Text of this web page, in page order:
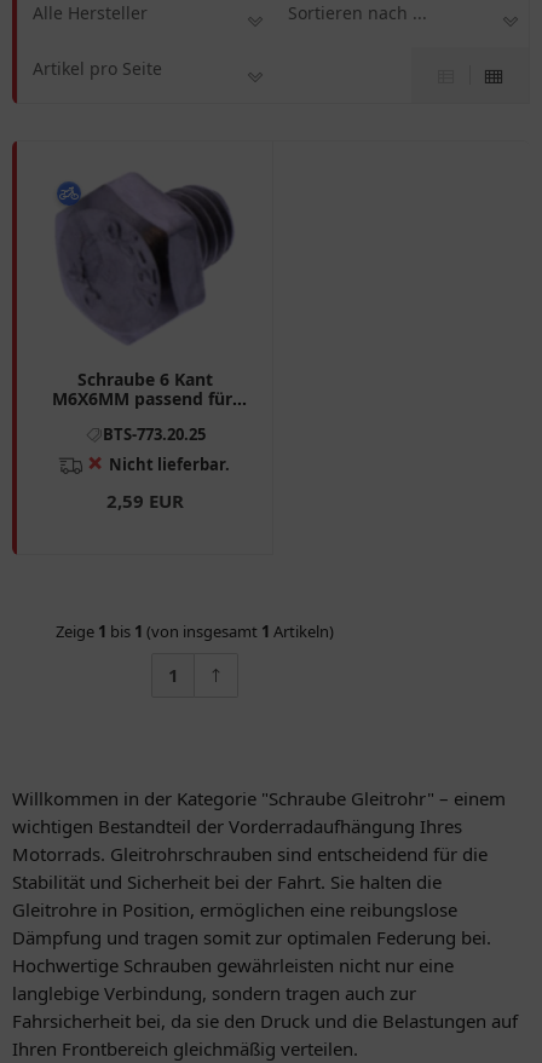
Alle Hersteller Sortieren nach ...
Artikel pro Seite
Schraube 6 Kant
M6X6MM passend für:
BTS-773.20.25
❌ Nicht lieferbar.
2,59 EUR
Zeige 1 bis 1 (von insgesamt 1 Artikeln)
1
Willkommen in der Kategorie "Schraube Gleitrohr" – einem
wichtigen Bestandteil der Vorderradaufhängung Ihres
Motorrads. Gleitrohrschrauben sind entscheidend für die
Stabilität und Sicherheit bei der Fahrt. Sie halten die
Gleitrohre in Position, ermöglichen eine reibungslose
Dämpfung und tragen somit zur optimalen Federung bei.
Hochwertige Schrauben gewährleisten nicht nur eine
langlebige Verbindung, sondern tragen auch zur
Fahrsicherheit bei, da sie den Druck und die Belastungen auf
Ihren Frontbereich gleichmäßig verteilen.